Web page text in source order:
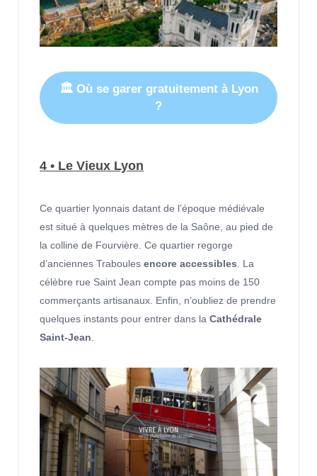
🏛 Où se garer gratuitement à Lyon
?
4 • Le Vieux Lyon
Ce quartier lyonnais datant de l’époque médiévale
est situé à quelques mètres de la Saône, au pied de
la colline de Fourvière. Ce quartier regorge
d’anciennes Traboules encore accessibles . La
célèbre rue Saint Jean compte pas moins de 150
commerçants artisanaux. Enfin, n’oubliez de prendre
quelques instants pour entrer dans la Cathédrale
Saint-Jean